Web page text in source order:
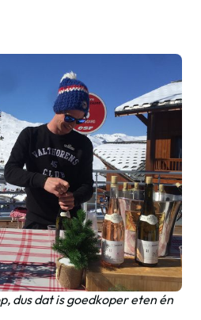
dus dat is goedkoper eten én